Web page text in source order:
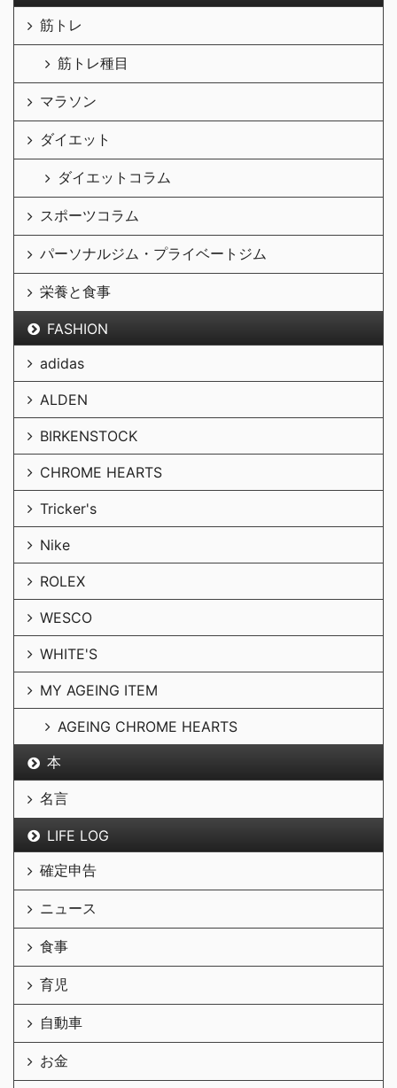
筋トレ
筋トレ種目
マラソン
ダイエット
ダイエットコラム
スポーツコラム
パーソナルジム・プライベートジム
栄養と食事
FASHION
adidas
ALDEN
BIRKENSTOCK
CHROME HEARTS
Tricker's
Nike
ROLEX
WESCO
WHITE'S
MY AGEING ITEM
AGEING CHROME HEARTS
本
名言
LIFE LOG
確定申告
ニュース
食事
育児
自動車
お金